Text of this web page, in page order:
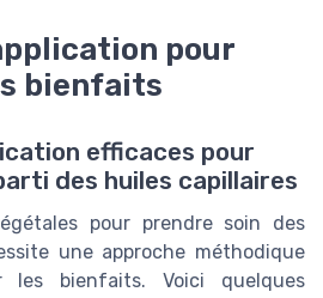
pour
bienfaits
efficaces pour
des huiles capillaires
pour prendre soin des
une approche méthodique
les bienfaits. Voici quelques